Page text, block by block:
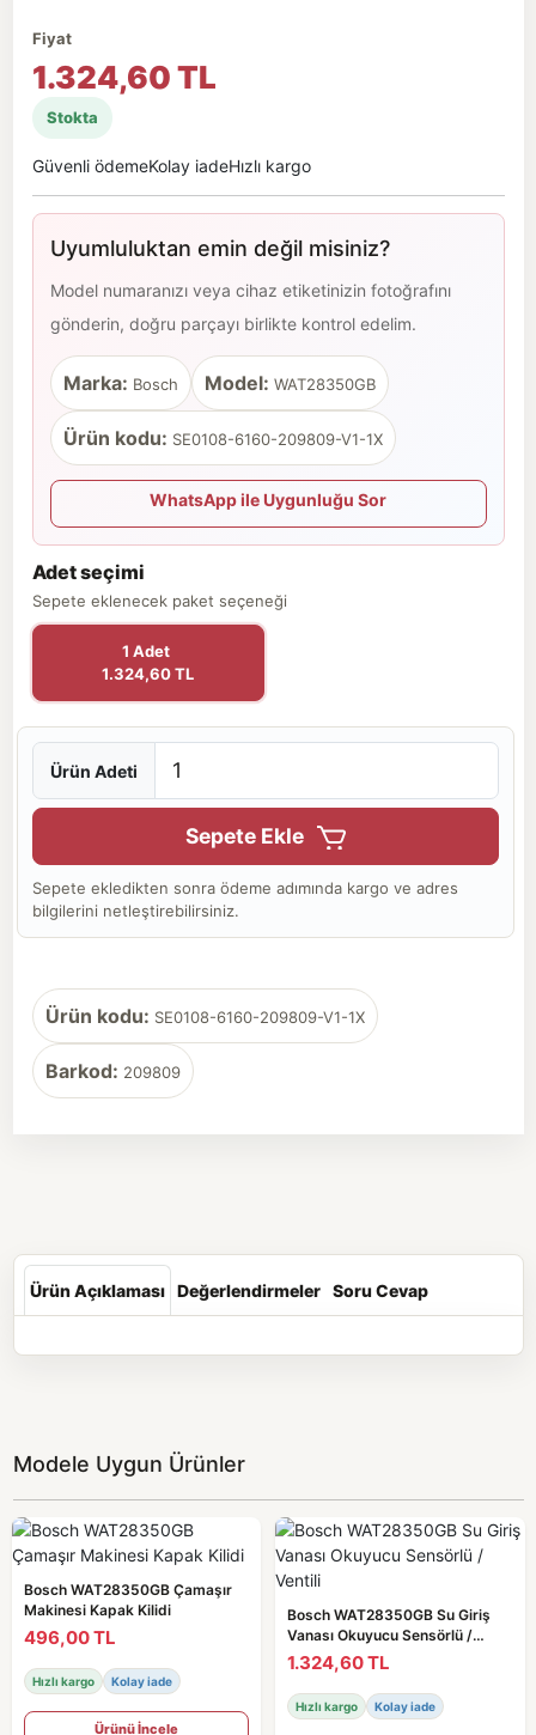
Fiyat
1.324,60 TL
Stokta
Güvenli ödemeKolay iadeHızlı kargo
Uyumluluktan emin değil misiniz?
Model numaranızı veya cihaz etiketinizin fotoğrafını
gönderin, doğru parçayı birlikte kontrol edelim.
Marka: Bosch Model: WAT28350GB
Ürün kodu: SE0108-6160-209809-V1-1X
WhatsApp ile Uygunluğu Sor
Adet seçimi
Sepete eklenecek paket seçeneği
1 Adet
1.324,60 TL
Ürün Adeti
Sepete Ekle
Sepete ekledikten sonra ödeme adımında kargo ve adres
bilgilerini netleştirebilirsiniz.
Ürün kodu: SE0108-6160-209809-V1-1X
Barkod: 209809
Ürün Açıklaması Değerlendirmeler Soru Cevap
Modele Uygun Ürünler
Bosch WAT28350GB Çamaşır
Makinesi Kapak Kilidi
496,00 TL
Hızlı kargo Kolay iade
Ürünü İncele
Bosch WAT28350GB Su Giriş
Vanası Okuyucu Sensörlü /
Ventili
1.324,60 TL
Hızlı kargo Kolay iade